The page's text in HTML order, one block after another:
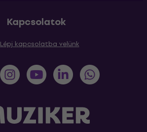
Kapcsolatok
Lépj kapcsolatba velünk